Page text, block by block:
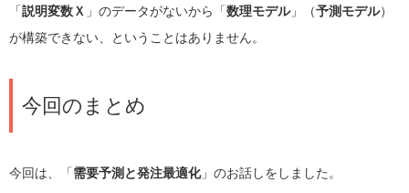
「説明変数Ｘ 」のデータがないから「数理モデル」（予測モデル）
が構築できない、ということはありません。
今回のまとめ
今回は、「需要予測と発注最適化」のお話しをしました。